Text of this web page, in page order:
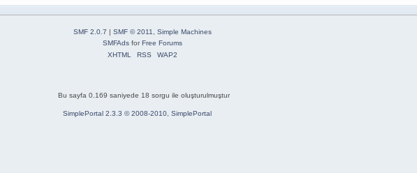
SMF 2.0.7 | SMF © 2011
Simple Machines
SMFAdsforFree Forums
XHTML
RSS WAP2
Bu sayfa 0.169 saniyede 18 sorgu ile oluşturulmuştur
SimplePortal 2.3.3 © 2008-2010, SimplePortal